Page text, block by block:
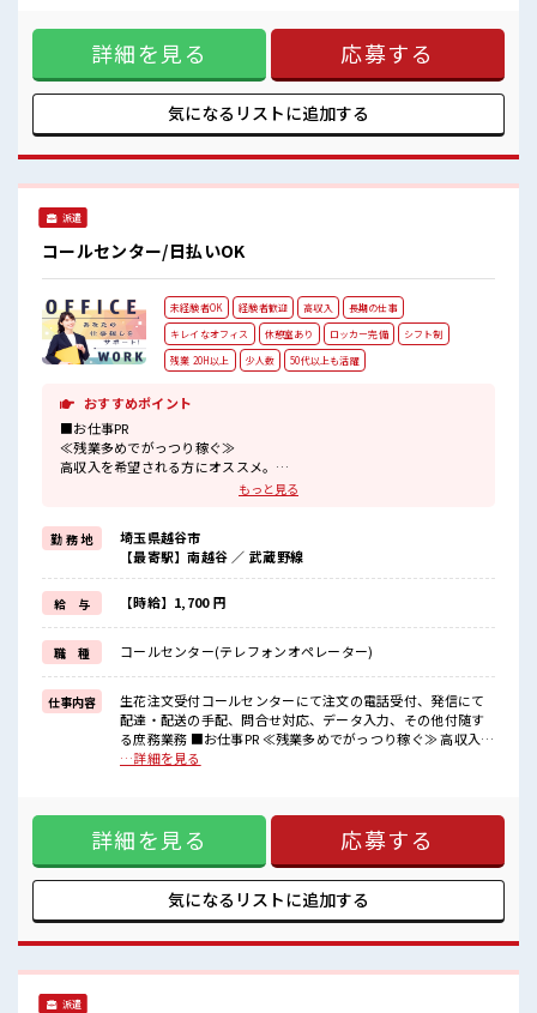
モチベーションもUP！
どナシ！ ≪土日祝休のお仕事≫ 家族や友人と一緒にプライベ
ート満喫！ ≪髪色自由で自分らしく働く≫ 明るすぎたり奇抜
でなければ基本的に自由！ (規定有)≪未経験の方も大カンゲ
イ≫ 新しいことにチャレンジするのは不安だけど、 しっかり
働く環境が整っています！ イチからスキルUP・ステップUP
目指していきましょう！ ■職場の雰囲気 女性多めで休み時間
ですよ！ 髪型・髪色自由♪ 派手過ぎなければOKだから、 モ
チベーションもUP！
詳細を見る 応募する
気になるリストに追加する
派遣
コールセンター/日払いOK
未経験者OK 経験者歓迎 高収入
長期の仕事
キレイなオフィス
休憩室あり ロッカー完備
シフト制
残業 20H以上
少人数 50代以上も活躍
おすすめポイント
■お仕事PR
≪残業多めでがっつり稼ぐ≫
高収入を希望される方にオススメ。
残業は月20時間以上あります♪
新しいことにチャレンジするのは不安だけど、
しっかり働く環境が整っています！
イチからスキルUP・ステップUP目指していきましょう！
≪収入アップを目指せる≫
高時給だらけの派遣のお仕事です！
■職場の雰囲気
『少人数』だからコミュニケーションも取りやすい？
休憩時間にゆっくりできるスペース完備！
持ち物が多いあなたにもぴったり☆
ロッカー付き職場♪
もっと見る
勤 務 地
埼玉県越谷市
【最寄駅】南越谷 ／ 武蔵野線
給 与 【時給】1,700 円
職 種 コールセンター(テレフォンオペレーター)
仕事内容
生花注文受付コールセンターにて注文の電話受付、発信にて
配達・配送の手配、問合せ対応、データ入力、その他付随す
る庶務業務 ■お仕事PR ≪残業多めでがっつり稼ぐ≫ 高収入を
希望される方にオススメ。 残業は月20時間以上あります♪ ≪
ステップUP目指していきましょう！ ≪収入アップを目指せる
≫ 高時給だらけの派遣のお仕事です！ ■職場の雰囲気 『少人
数』だからコミュニケーションも取りやすい？ 休憩時間にゆ
っくりできるスペース完備！ 持ち物が多いあなたにもぴった
り☆ ロッカー付き職場♪
…詳細を見る
詳細を見る 応募する
気になるリストに追加する
派遣